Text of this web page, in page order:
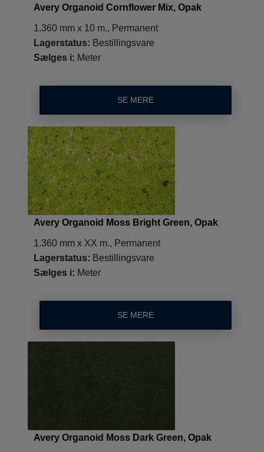
Avery Organoid Cornflower Mix, Opak
1.360 mm x 10 m., Permanent
Lagerstatus: Bestillingsvare
Sælges i: Meter
SE MERE
Avery Organoid Moss Bright Green, Opak
1.360 mm x XX m., Permanent
Lagerstatus: Bestillingsvare
Sælges i: Meter
SE MERE
Avery Organoid Moss Dark Green, Opak